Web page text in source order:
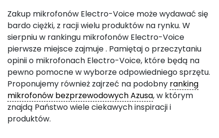
Zakup mikrofonów Electro-Voice może wydawać się
bardo ciężki, z racji wielu produktów na rynku. W
sierpniu w rankingu mikrofonów Electro-Voice
pierwsze miejsce zajmuje. Pamiętaj o przeczytaniu
opinii o mikrofonach Electro-Voice, które będą na
pewno pomocne w wyborze odpowiedniego sprzętu.
Proponujemy również zajrzeć na podobny ranking
mikrofonów bezprzewodowych Azusa, w którym
znajdą Państwo wiele ciekawych inspiracji i
produktów.